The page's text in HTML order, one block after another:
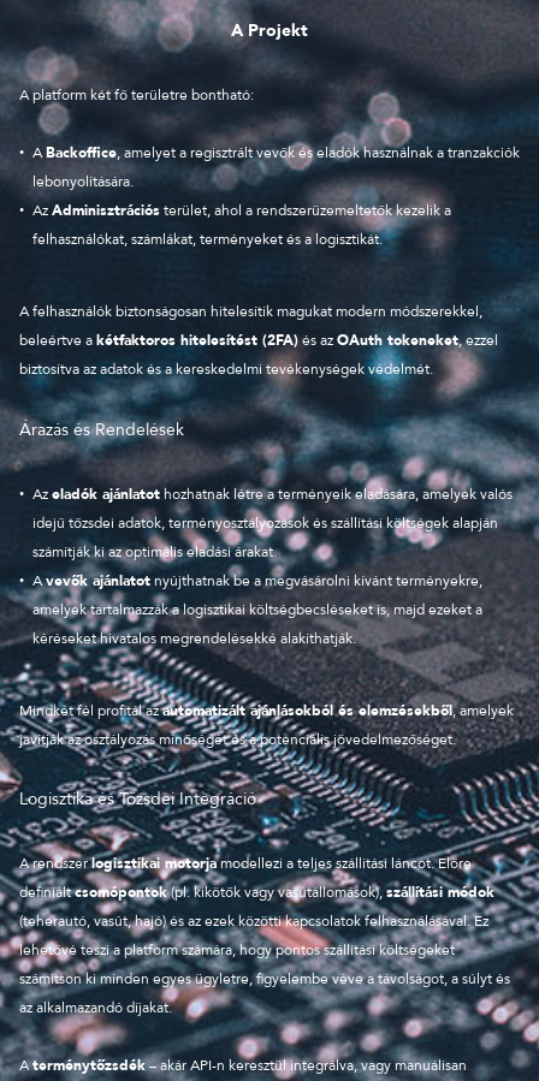
A Projekt
A platform két fő területre bontható:
ABackoffice, amelyet a regisztrált vevők és eladók használnak a tranzakciók
lebonyolítására.
AzAdminisztrációsterület, ahol a rendszerüzemeltetők kezelik a
felhasználókat, számlákat, terményeket és a logisztikát.
A felhasználók biztonságosan hitelesítik magukat modern módszerekkel,
beleértve akétfaktoros hitelesítést (2FA)és azOAuth tokeneket, ezzel
biztosítva az adatok és a kereskedelmi tevékenységek védelmét.
Árazás és Rendelések
Azeladók ajánlatothozhatnak létre a terményeik eladására, amelyek valós
idejű tőzsdei adatok, terményosztályozások és szállítási költségek alapján
számítják ki az optimális eladási árakat.
Avevők ajánlatotnyújthatnak be a megvásárolni kívánt terményekre,
amelyek tartalmazzák a logisztikai költségbecsléseket is, majd ezeket a
kéréseket hivatalos megrendelésekké alakíthatják.
Mindkét fél profitál azautomatizált ajánlásokból és elemzésekből, amelyek
javítják az osztályozás minőségét és a potenciális jövedelmezőséget.
Logisztika és Tőzsdei Integráció
A rendszerlogisztikai motorjamodellezi a teljes szállítási láncot. Előre
definiáltcsomópontok(pl. kikötők vagy vasútállomások),szállítási módok
(teherautó, vasút, hajó) és az ezek közötti kapcsolatok felhasználásával. Ez
lehetővé teszi a platform számára, hogy pontos szállítási költségeket
számítson ki minden egyes ügyletre, figyelembe véve a távolságot, a súlyt és
az alkalmazandó díjakat.
Aterménytőzsdék– akár API-n keresztül integrálva, vagy manuálisan